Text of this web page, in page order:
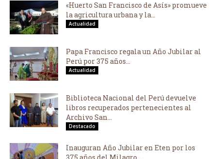
«Huerto San Francisco de Asís» promueve
la agricultura urbana y la...
Actualidad
Papa Francisco regala un Año Jubilar al
Perú por 375 años...
Actualidad
Biblioteca Nacional del Perú devuelve
libros recuperados pertenecientes al
Archivo San...
Destacado
Inauguran Año Jubilar en Eten por los